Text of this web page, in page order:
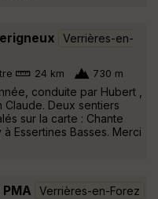
Verrières-en-
24 km 730 m
conduite par Hubert ,
Deux sentiers
sur la carte : Chante
Essertines Basses. Merci
Verrières-en-Forez